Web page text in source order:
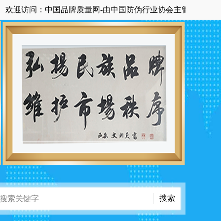
问：中国品牌质量网-由中国防伪行业协会主管主办国家级中